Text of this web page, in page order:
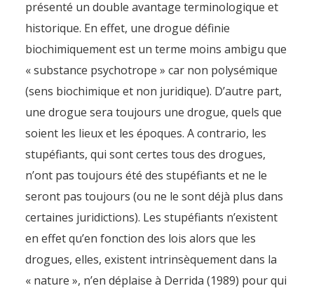
présenté un double avantage terminologique et
historique. En effet, une drogue définie
biochimiquement est un terme moins ambigu que
« substance psychotrope » car non polysémique
(sens biochimique et non juridique). D’autre part,
une drogue sera toujours une drogue, quels que
soient les lieux et les époques. A contrario, les
stupéfiants, qui sont certes tous des drogues,
n’ont pas toujours été des stupéfiants et ne le
seront pas toujours (ou ne le sont déjà plus dans
certaines juridictions). Les stupéfiants n’existent
en effet qu’en fonction des lois alors que les
drogues, elles, existent intrinsèquement dans la
« nature », n’en déplaise à Derrida (1989) pour qui